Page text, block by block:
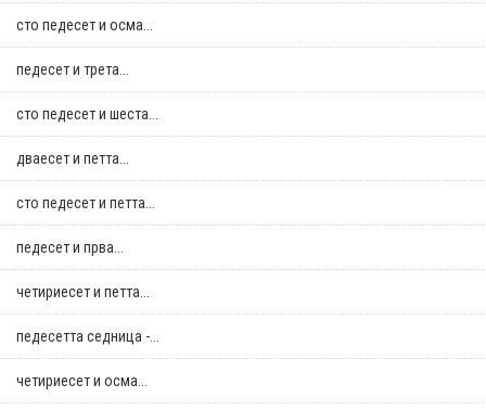
сто педесет и осма...
педесет и трета...
сто педесет и шеста...
дваесет и петта...
сто педесет и петта...
педесет и прва...
четириесет и петта...
педесетта седница -...
четириесет и осма...